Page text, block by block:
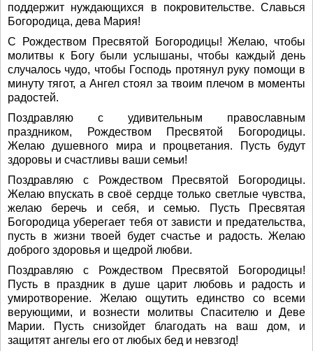
поддержит нуждающихся в покровительстве. Славься
Богородица, дева Мария!
С Рождеством Пресвятой Богородицы! Желаю, чтобы
молитвы к Богу были услышаны, чтобы каждый день
случалось чудо, чтобы Господь протянул руку помощи в
минуту тягот, а Ангел стоял за твоим плечом в моменты
радостей.
Поздравляю с удивительным православным
праздником, Рождеством Пресвятой Богородицы.
Желаю душевного мира и процветания. Пусть будут
здоровы и счастливы ваши семьи!
Поздравляю с Рождеством Пресвятой Богородицы.
Желаю впускать в своё сердце только светлые чувства,
желаю беречь и себя, и семью. Пусть Пресвятая
Богородица уберегает тебя от зависти и предательства,
пусть в жизни твоей будет счастье и радость. Желаю
доброго здоровья и щедрой любви.
Поздравляю с Рождеством Пресвятой Богородицы!
Пусть в праздник в душе царит любовь и радость и
умиротворение. Желаю ощутить единство со всеми
верующими, и вознести молитвы Спасителю и Деве
Марии. Пусть снизойдет благодать на ваш дом, и
защитят ангелы его от любых бед и невзгод!